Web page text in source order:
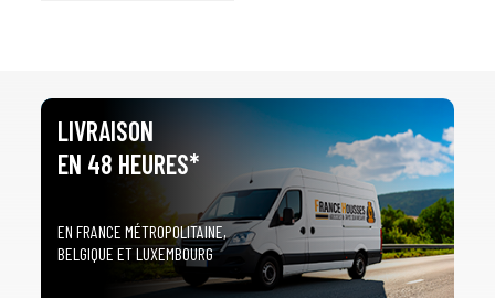
LIVRAISON
EN 48 HEURES*
EN FRANCE MÉTROPOLITAINE,
BELGIQUE ET LUXEMBOURG